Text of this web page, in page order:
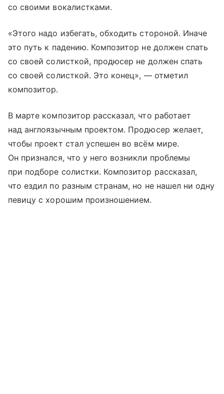
со своими вокалистками.
«Этого надо избегать, обходить стороной. Иначе
это путь к падению. Композитор не должен спать
со своей солисткой, продюсер не должен спать
со своей солисткой. Это конец», — отметил
композитор.
В марте композитор рассказал, что работает
над англоязычным проектом. Продюсер желает,
чтобы проект стал успешен во всём мире.
Он признался, что у него возникли проблемы
при подборе солистки. Композитор рассказал,
что ездил по разным странам, но не нашел ни одну
певицу с хорошим произношением.